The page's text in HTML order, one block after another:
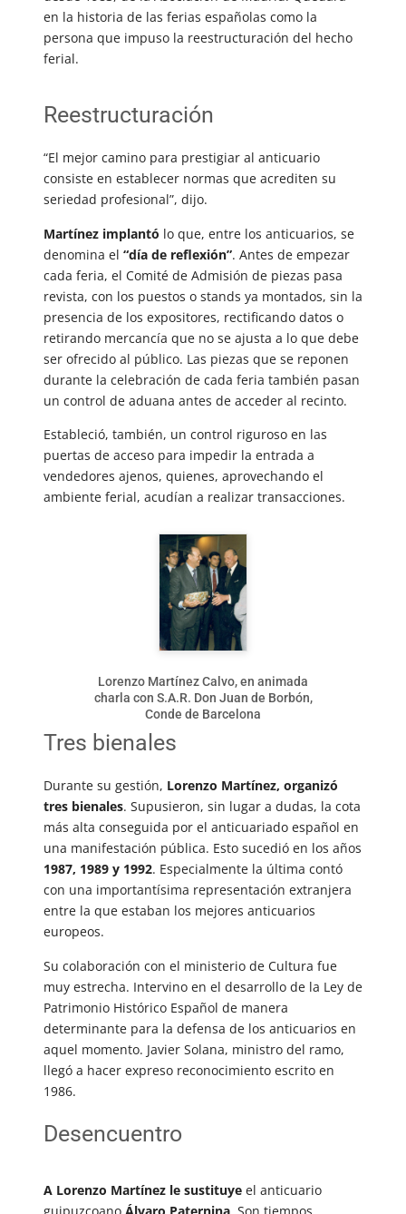
en la historia de las ferias españolas como la
persona que impuso la reestructuración del hecho
ferial.
Reestructuración
“El mejor camino para prestigiar al anticuario
consiste en establecer normas que acrediten su
seriedad profesional”, dijo.
Martínez implantó lo que, entre los anticuarios, se
denomina el “día de reflexión”. Antes de empezar
cada feria, el Comité de Admisión de piezas pasa
revista, con los puestos o stands ya montados, sin la
presencia de los expositores, rectificando datos o
retirando mercancía que no se ajusta a lo que debe
ser ofrecido al público. Las piezas que se reponen
durante la celebración de cada feria también pasan
un control de aduana antes de acceder al recinto.
Estableció, también, un control riguroso en las
puertas de acceso para impedir la entrada a
vendedores ajenos, quienes, aprovechando el
ambiente ferial, acudían a realizar transacciones.
Lorenzo Martínez Calvo, en animada
charla con S.A.R. Don Juan de Borbón,
Conde de Barcelona
Tres bienales
Durante su gestión, Lorenzo Martínez, organizó
tres bienales. Supusieron, sin lugar a dudas, la cota
más alta conseguida por el anticuariado español en
una manifestación pública. Esto sucedió en los años
1987, 1989 y 1992. Especialmente la última contó
con una importantísima representación extranjera
entre la que estaban los mejores anticuarios
europeos.
Su colaboración con el ministerio de Cultura fue
muy estrecha. Intervino en el desarrollo de la Ley de
Patrimonio Histórico Español de manera
determinante para la defensa de los anticuarios en
aquel momento. Javier Solana, ministro del ramo,
llegó a hacer expreso reconocimiento escrito en
1986.
Desencuentro
A Lorenzo Martínez le sustituye el anticuario